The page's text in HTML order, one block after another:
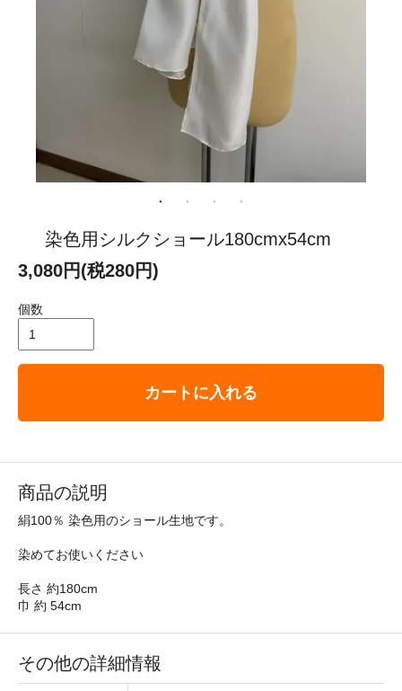
染色用シルクショール180cmx54cm
3,080円(税280円)
個数
カートに入れる
商品の説明
絹100％ 染色用のショール生地です。
染めてお使いください
長さ 約180cm
巾 約 54cm
その他の詳細情報